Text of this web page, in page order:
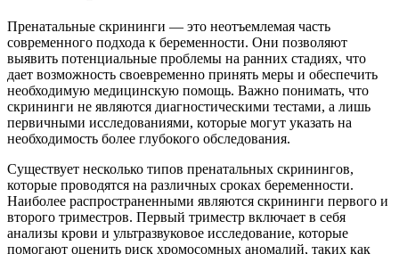
Пренатальные скрининги — это неотъемлемая часть
современного подхода к беременности. Они позволяют
выявить потенциальные проблемы на ранних стадиях, что
дает возможность своевременно принять меры и обеспечить
необходимую медицинскую помощь. Важно понимать, что
скрининги не являются диагностическими тестами, а лишь
первичными исследованиями, которые могут указать на
необходимость более глубокого обследования.
Существует несколько типов пренатальных скринингов,
которые проводятся на различных сроках беременности.
Наиболее распространенными являются скрининги первого и
второго триместров. Первый триместр включает в себя
анализы крови и ультразвуковое исследование, которые
помогают оценить риск хромосомных аномалий, таких как